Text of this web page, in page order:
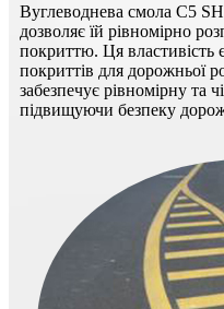
Вуглеводнева смола C5
дозволяє їй рівномірно
покриттю. Ця
покриттів для дорожньої
забезпечує рівномірну та
підвищуючи безпеку